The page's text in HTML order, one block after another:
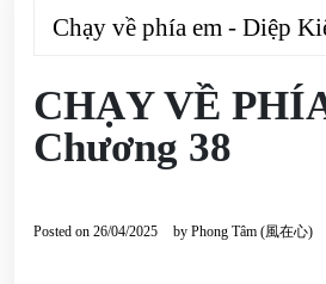
Chạy về phía em - Diệp
CHẠY VỀ
Chương 38
Posted on 26/04/2025 by Phong Tâm (風在心)